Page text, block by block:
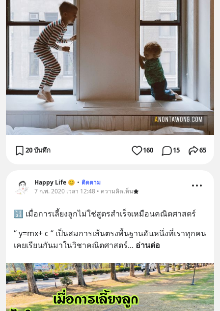
20 บันทึก 160 15 65
Happy Life 😊 • ติดตาม
7 ก.พ. 2020 เวลา 12:48 • ความคิดเห็น
🔢 เมื่อการเลี้ยงลูกไม่ใช่สูตรสำเร็จเหมือนคณิตศาสตร์
“ y=mx+ c “ เป็นสมการเส้นตรงพื้นฐานอันหนึ่งที่เราทุกคน
เคยเรียนกันมาในวิชาคณิตศาสตร์... อ่านต่อ